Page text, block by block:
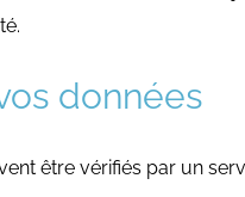
données
être vérifiés par un